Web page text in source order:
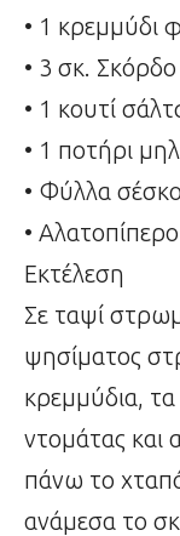
• 1 κρεμμύδι
• 3 σκ. Σκόρδο
• 1 κουτί
• 1 ποτήρι
• Φύλλα
• Αλατοπίπερο
Εκτέλεση
Σε ταψί
ψησίματος
κρεμμύδια,
ντομάτας και
πάνω το
ανάμεσα το